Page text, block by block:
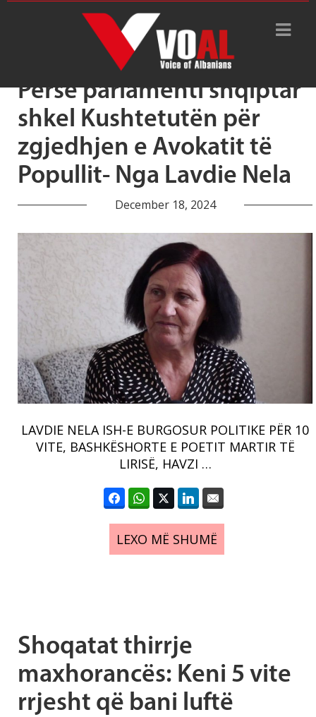
Tag Archive: Lavdie Nela
Përse parlamenti shqiptar
shkel Kushtetutën për
zgjedhjen e Avokatit të
Popullit- Nga Lavdie Nela
December 18, 2024
LAVDIE NELA ISH-E BURGOSUR POLITIKE PËR 10
VITE, BASHKËSHORTE E POETIT MARTIR TË
LIRISË, HAVZI …
LEXO MË SHUMË
Shoqatat thirrje
maxhorancës: Keni 5 vite
rrjesht që bani luftë